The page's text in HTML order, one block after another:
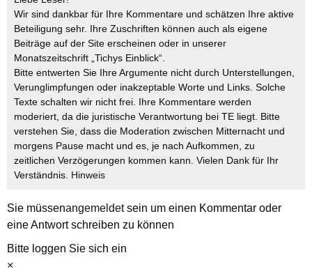
Wir sind dankbar für Ihre Kommentare und schätzen Ihre aktive
Beteiligung sehr. Ihre Zuschriften können auch als eigene
Beiträge auf der Site erscheinen oder in unserer
Monatszeitschrift „Tichys Einblick“.
Bitte entwerten Sie Ihre Argumente nicht durch Unterstellungen,
Verunglimpfungen oder inakzeptable Worte und Links. Solche
Texte schalten wir nicht frei. Ihre Kommentare werden
moderiert, da die juristische Verantwortung bei TE liegt. Bitte
verstehen Sie, dass die Moderation zwischen Mitternacht und
morgens Pause macht und es, je nach Aufkommen, zu
zeitlichen Verzögerungen kommen kann. Vielen Dank für Ihr
Verständnis. Hinweis
Sie müssenangemeldetsein um einen Kommentar oder
eine Antwort schreiben zu können
Bitte loggen Sie sich ein
×